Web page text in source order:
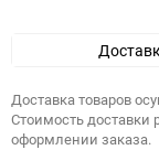
Доставка товаров
Стоимость доставки
оформлении заказа.